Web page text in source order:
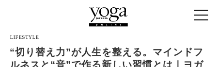
LIFESTYLE
“切り替え力”が人生を整える。マインドフ
ルネスと“音”で作る新しい習慣とは｜ヨガ